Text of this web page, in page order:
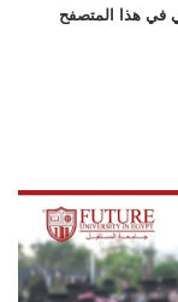
في هذا المتصفح